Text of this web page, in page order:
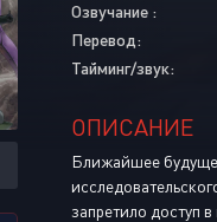
Озвучание :
Перевод:
Тайминг/звук:
ОПИСАНИЕ
Ближайшее
запретило доступ